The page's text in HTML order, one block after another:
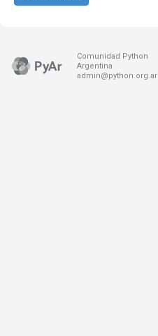
Comunidad Python
Argentina
admin@python.org.ar